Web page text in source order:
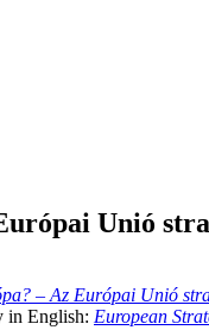
Unió
– Az Európai Unió
in English: European